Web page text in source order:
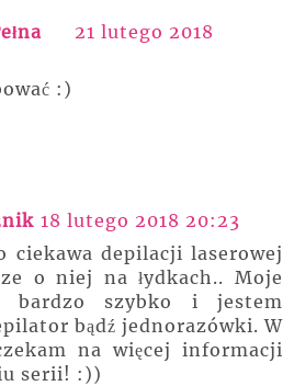
21 lutego 2018
:)
18 lutego 2018 20:23
ciekawa depilacji laserowej
o niej na łydkach.. Moje
bardzo szybko i jestem
bądź jednorazówki. W
na więcej informacji
serii! :))